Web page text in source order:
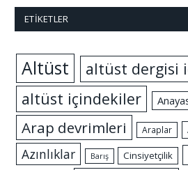
ETIKETLER
Altüst
altüst dergisi
altüst içindekiler
Arap devrimleri Araplar
Azınlıklar Barış Cinsiyetçilik